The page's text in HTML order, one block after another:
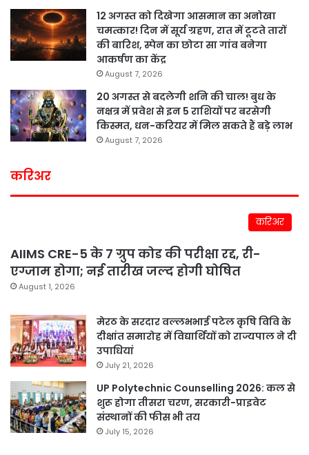
12 अगस्त को दिखेगा आसमान का अनोखा
चमत्कार! दिन में सूर्य ग्रहण, रात में टूटते तारों
की बारिश, स्पेन का छोटा सा गांव बनेगा
आकर्षण का केंद्र
August 7, 2026
20 अगस्त से बदलेगी शनि की चाल! बुध के
नक्षत्र में प्रवेश से इन 5 राशियों पर बरसेगी
किस्मत, धन-करियर में मिल सकते हैं बड़े लाभ
August 7, 2026
करिअर
करिअर
AIIMS CRE-5 के 7 ग्रुप कोड की परीक्षा रद्द, री-
एग्जाम होगा; नई तारीख जल्द होगी घोषित
August 1, 2026
मेरठ के सरदार वल्लभभाई पटेल कृषि विवि के
दीक्षांत समारोह में विद्यार्थियों को राज्यपाल ने दी
उपाधियां
July 21, 2026
UP Polytechnic Counselling 2026: कल से
शुरू होगा तीसरा चरण, सरकारी-प्राइवेट
संस्थानों की फीस भी तय
July 15, 2026